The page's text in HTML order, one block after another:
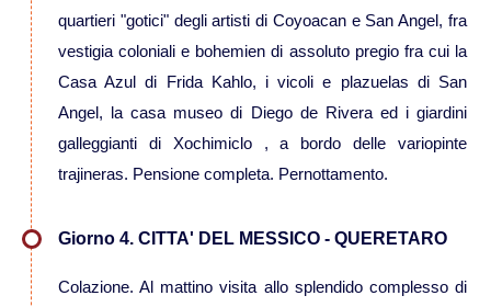
Viaggi in Maldive
Viaggi in Malesia
Viaggi in Mongolia
Viaggi in Sri Lanka
quartieri "gotici" degli artisti di Coyoacan e San Angel, fra
vestigia coloniali e bohemien di assoluto pregio fra cui la
Casa Azul di Frida Kahlo, i vicoli e plazuelas di San
Angel, la casa museo di Diego de Rivera ed i giardini
galleggianti di Xochimiclo , a bordo delle variopinte
trajineras. Pensione completa. Pernottamento.
Giorno 4. CITTA' DEL MESSICO - QUERETARO
Colazione. Al mattino visita allo splendido complesso di